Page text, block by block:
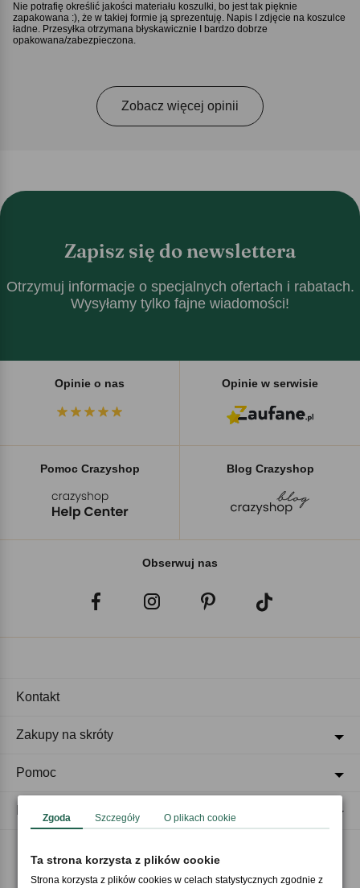
Nie potrafię określić jakości materiału koszulki, bo jest tak pięknie
zapakowana :), że w takiej formie ją sprezentuję. Napis I zdjęcie na koszulce
ładne. Przesyłka otrzymana błyskawicznie I bardzo dobrze
opakowana/zabezpieczona.
Zobacz więcej opinii
Zapisz się do newslettera
Otrzymuj informacje o specjalnych ofertach i rabatach.
Wysyłamy tylko fajne wiadomości!
Opinie o nas Opinie w serwisie
Pomoc Crazyshop Blog Crazyshop
Obserwuj nas
Akceptujemy płatności
Kontakt
Zakupy na skróty
Pomoc
Regulaminy
Zgoda Szczegóły O plikach cookie
Ta strona korzysta z plików cookie
Strona korzysta z plików cookies w celach statystycznych zgodnie z